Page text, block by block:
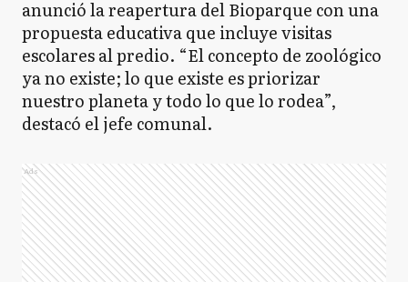
anunció la reapertura del Bioparque con una
propuesta educativa que incluye visitas
escolares al predio. “El concepto de zoológico
ya no existe; lo que existe es priorizar
nuestro planeta y todo lo que lo rodea”,
destacó el jefe comunal.
Ads